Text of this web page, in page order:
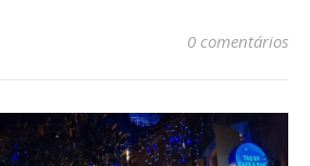
0 comentários